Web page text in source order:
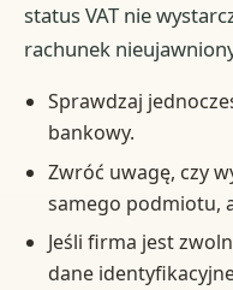
status VAT nie
rachunek
Sprawdzaj
bankowy.
Zwróć uwagę, czy
samego podmiotu,
Jeśli firma jest
dane